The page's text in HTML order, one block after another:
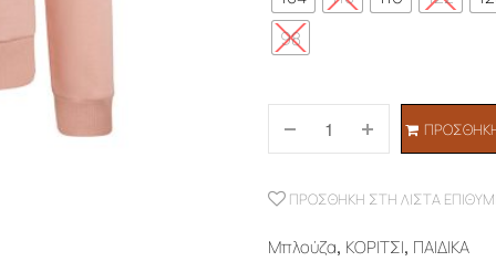
98
ΠΡΟΣΘΉΚΗ ΣΤΗ ΛΊΣΤΑ
Μπλούζα, ΚΟΡΙΤΣΙ, ΠΑΙΔΙΚΑ